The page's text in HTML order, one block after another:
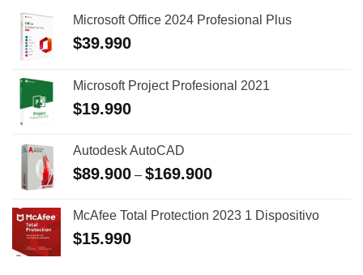
Microsoft Office 2024 Profesional Plus
$39.990
Microsoft Project Profesional 2021
$19.990
Autodesk AutoCAD
$89.900 – $169.900
McAfee Total Protection 2023 1 Dispositivo
$15.990